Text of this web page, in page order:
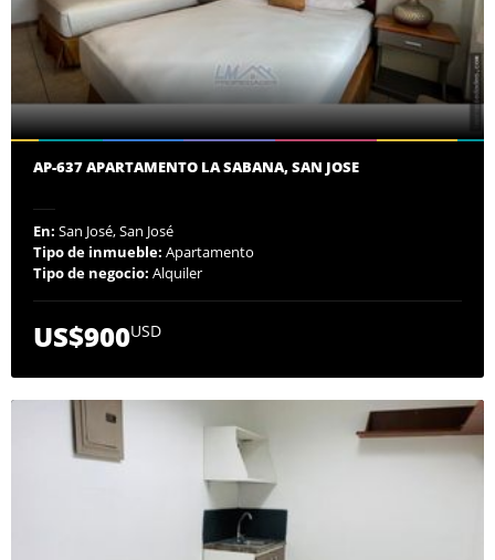
AP-637 APARTAMENTO LA SABANA, SAN JOSE
En: San José, San José
Tipo de inmueble: Apartamento
Tipo de negocio: Alquiler
US$900USD